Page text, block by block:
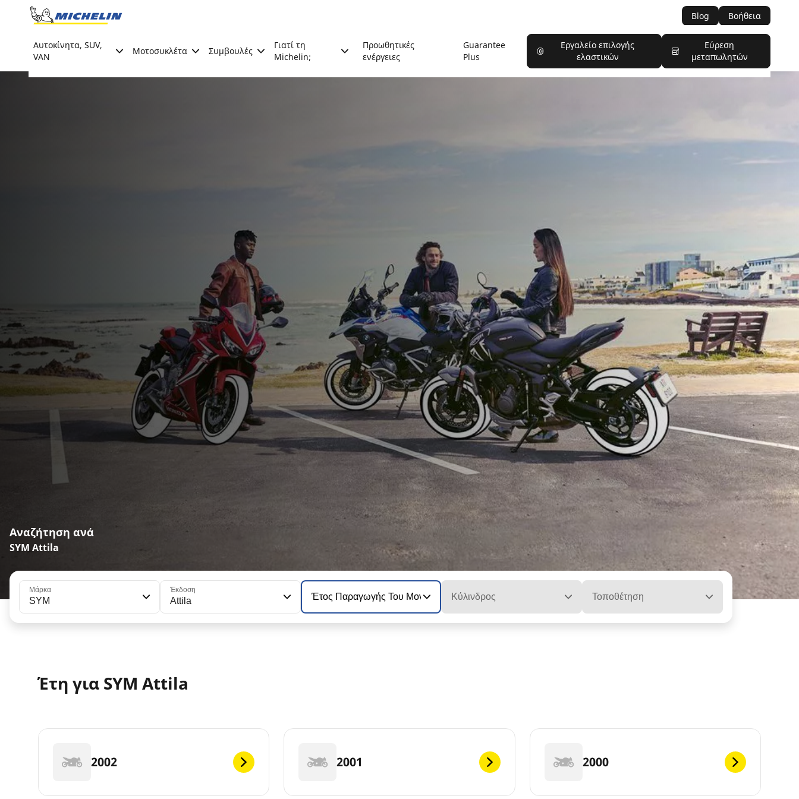
Go to page content
Blog Βοήθεια
Αυτοκίνητα, SUV,
VAN
Μοτοσυκλέτα Συμβουλές
Γιατί τη
Michelin;
Προωθητικές
ενέργειες
Guarantee
Plus
Εργαλείο επιλογής
ελαστικών
Εύρεση
μεταπωλητών
Αναζήτηση ανά
SYM Attila
Μάρκα
SYM
Έκδοση
Attila Έτος Παραγωγής Του Μοντέλου Κύλινδρος Τοποθέτηση
Έτη για SYM Attila
2002 2001 2000